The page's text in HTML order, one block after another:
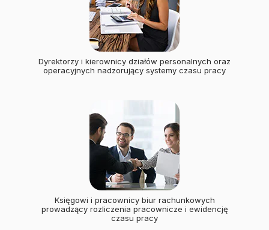
Dyrektorzy i kierownicy działów personalnych oraz
operacyjnych nadzorujący systemy czasu pracy
Księgowi i pracownicy biur rachunkowych
prowadzący rozliczenia pracownicze i ewidencję
czasu pracy